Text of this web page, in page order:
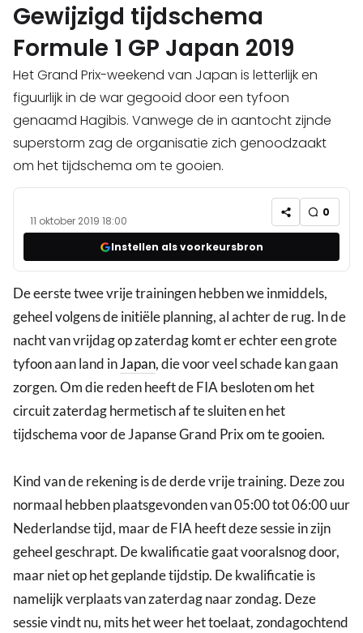
Gewijzigd tijdschema
Formule 1 GP Japan 2019
Het Grand Prix-weekend van Japan is letterlijk en
figuurlijk in de war gegooid door een tyfoon
genaamd Hagibis. Vanwege de in aantocht zijnde
superstorm zag de organisatie zich genoodzaakt
om het tijdschema om te gooien.
11 oktober 2019 18:00
0
Instellen als voorkeursbron
De eerste twee vrije trainingen hebben we inmiddels,
geheel volgens de initiële planning, al achter de rug. In de
nacht van vrijdag op zaterdag komt er echter een grote
tyfoon aan land inJapan, die voor veel schade kan gaan
zorgen. Om die reden heeft de FIA besloten om het
circuit zaterdag hermetisch af te sluiten en het
tijdschema voor de Japanse Grand Prix om te gooien.
Kind van de rekening is de derde vrije training. Deze zou
normaal hebben plaatsgevonden van 05:00 tot 06:00 uur
Nederlandse tijd, maar de FIA heeft deze sessie in zijn
geheel geschrapt. De kwalificatie gaat vooralsnog door,
maar niet op het geplande tijdstip. De kwalificatie is
namelijk verplaats van zaterdag naar zondag. Deze
sessie vindt nu, mits het weer het toelaat, zondagochtend